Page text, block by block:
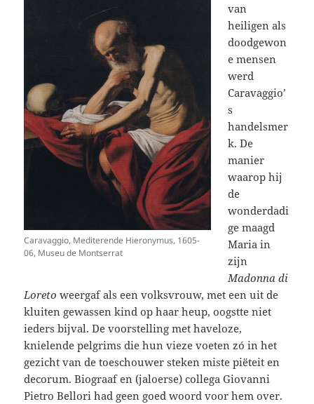
Caravaggio, Mediterende Hieronymus, 1605-
06, Museu de Montserrat
van
heiligen als
doodgewon
e mensen
werd
Caravaggio’
s
handelsmer
k. De
manier
waarop hij
de
wonderdadi
ge maagd
Maria in
zijn
Madonna di
Loreto weergaf als een volksvrouw, met een uit de
kluiten gewassen kind op haar heup, oogstte niet
ieders bijval. De voorstelling met haveloze,
knielende pelgrims die hun vieze voeten zó in het
gezicht van de toeschouwer steken miste piëteit en
decorum. Biograaf en (jaloerse) collega Giovanni
Pietro Bellori had geen goed woord voor hem over.